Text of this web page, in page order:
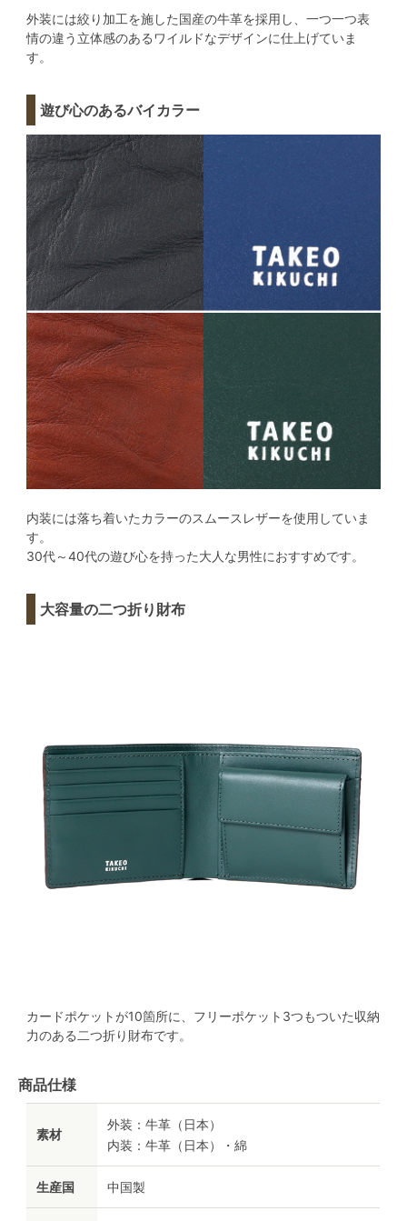
外装には絞り加工を施した国産の牛革を採用し、一つ一つ表
情の違う立体感のあるワイルドなデザインに仕上げていま
す。
遊び心のあるバイカラー
内装には落ち着いたカラーのスムースレザーを使用していま
す。
30代～40代の遊び心を持った大人な男性におすすめです。
大容量の二つ折り財布
カードポケットが10箇所に、フリーポケット3つもついた収納
力のある二つ折り財布です。
商品仕様
素材
外装：牛革（日本）
内装：牛革（日本）・綿
生産国 中国製